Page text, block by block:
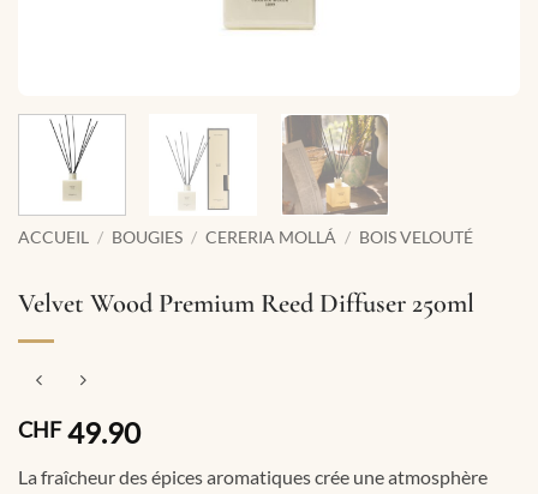
ACCUEIL / BOUGIES / CERERIA MOLLÁ / BOIS VELOUTÉ
Velvet Wood Premium Reed Diffuser 250ml
CHF49.90
La fraîcheur des épices aromatiques crée une atmosphère